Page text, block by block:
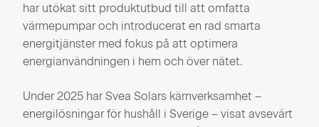
har utökat sitt produktutbud till att omfatta
värmepumpar och introducerat en rad smarta
energitjänster med fokus på att optimera
energianvändningen i hem och över nätet.
Under 2025 har Svea Solars kärnverksamhet –
energilösningar för hushåll i Sverige – visat avsevärt